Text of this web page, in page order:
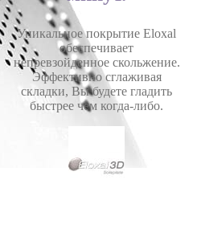
Уникальное покрытие Eloxal
обеспечивает
непревзойденное скольжение.
Эффективно сглаживая
складки, Вы будете гладить
быстрее чем когда-либо.